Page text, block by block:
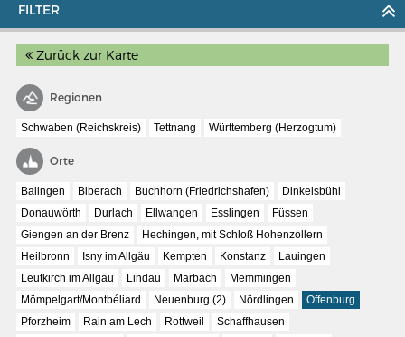
MERIANS DEUTSCHLAND 1642 - 1654
Interaktive Karte
Bildergalerie Topographia Germaniae
Impressum
FILTER
Zurück zur Karte
Regionen
Schwaben (Reichskreis) Tettnang Württemberg (Herzogtum)
Orte
Balingen Biberach Buchhorn (Friedrichshafen)
Dinkelsbühl
Donauwörth
Durlach Ellwangen Esslingen
Füssen
Giengen an der Brenz
Hechingen, mit Schloß Hohenzollern
Heilbronn
Isny im Allgäu Kempten Konstanz
Lauingen
Leutkirch im Allgäu
Lindau Marbach
Memmingen
Mömpelgart/Montbéliard
Neuenburg (2) Nördlingen
Offenburg
Pforzheim
Rain am Lech Rottweil
Schaffhausen